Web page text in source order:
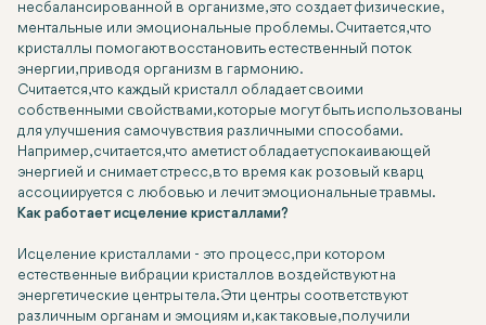
несбалансированной в организме, это создает физические,
ментальные или эмоциональные проблемы. Считается, что
кристаллы помогают восстановить естественный поток
энергии, приводя организм в гармонию.
Считается, что каждый кристалл обладает своими
собственными свойствами, которые могут быть использованы
для улучшения самочувствия различными способами.
Например, считается, что аметист обладает успокаивающей
энергией и снимает стресс, в то время как розовый кварц
ассоциируется с любовью и лечит эмоциональные травмы.
Как работает исцеление кристаллами?
Исцеление кристаллами - это процесс, при котором
естественные вибрации кристаллов воздействуют на
энергетические центры тела. Эти центры соответствуют
различным органам и эмоциям и, как таковые, получили